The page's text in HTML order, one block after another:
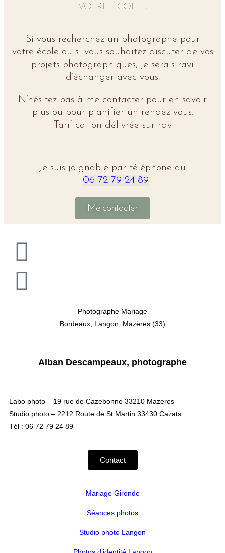
VOTRE ÉCOLE !
Si vous recherchez un photographe pour
votre école ou si vous souhaitez discuter de vos
projets photographiques, je serais ravi
d’échanger avec vous.
N’hésitez pas à me contacter pour en savoir
plus ou pour planifier un rendez-vous.
Tarification délivrée sur rdv
Je suis joignable par téléphone au
06 72 79 24 89
Me contacter
Photographe Mariage
Bordeaux, Langon, Mazères (33)
Alban Descampeaux, photographe
Labo photo – 19 rue de Cazebonne 33210 Mazeres
Studio photo – 2212 Route de St Martin 33430 Cazats
Tél : 06 72 79 24 89
Contact
Mariage Gironde
Séances photos
Studio photo Langon